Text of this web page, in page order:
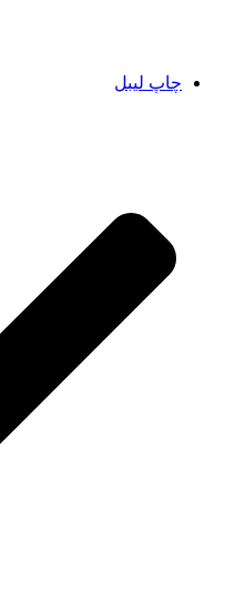
چاپ لیبل